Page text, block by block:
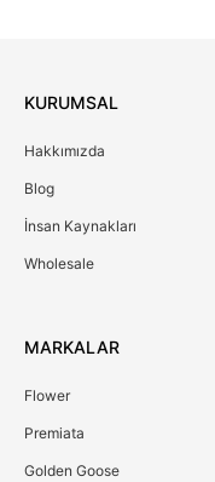
KURUMSAL
Hakkımızda
Blog
İnsan Kaynakları
Wholesale
MARKALAR
Flower
Premiata
Golden Goose